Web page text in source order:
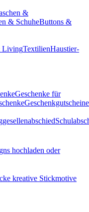
&
& SchuheButtons &
LivingTextilienHaustier-
Geschenke für
Geschenkgutscheine
hochladen oder
kreative Stickmotive